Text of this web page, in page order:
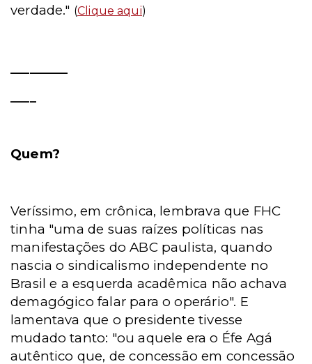
verdade." (Clique aqui)
Quem?
Veríssimo, em crônica, lembrava que FHC
tinha "uma de suas raízes políticas nas
manifestações do ABC paulista, quando
nascia o sindicalismo independente no
Brasil e a esquerda acadêmica não achava
demagógico falar para o operário". E
lamentava que o presidente tivesse
mudado tanto: "ou aquele era o Éfe Agá
autêntico que, de concessão em concessão